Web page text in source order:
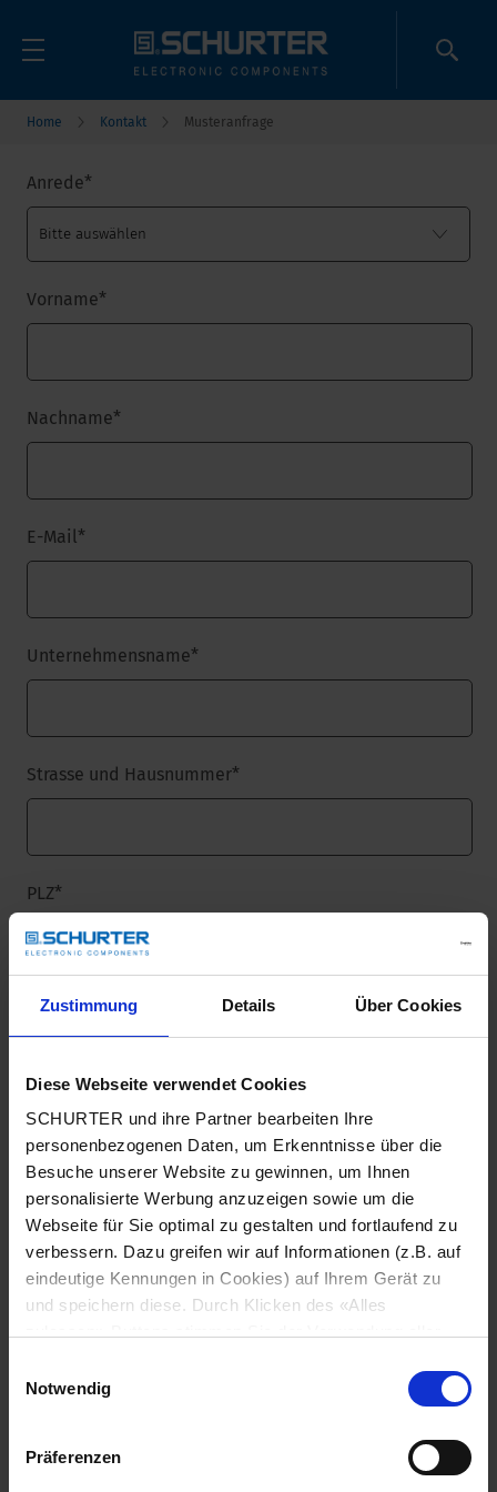
Zustimmung Details Über Cookies
Diese Webseite verwendet Cookies
SCHURTER und ihre Partner bearbeiten Ihre
personenbezogenen Daten, um Erkenntnisse über die
Besuche unserer Website zu gewinnen, um Ihnen
personalisierte Werbung anzuzeigen sowie um die
Webseite für Sie optimal zu gestalten und fortlaufend zu
verbessern. Dazu greifen wir auf Informationen (z.B. auf
eindeutige Kennungen in Cookies) auf Ihrem Gerät zu
und speichern diese. Durch Klicken des «Alles
zu. Sie können Ihre Einstellungen jederzeit ändern, indem
Sie auf «Cookie-Einstellungen verwalten» am Seitenende
klicken. Ihre Einstellungen werden unseren Partnern
gemeldet und haben keinen Einfluss auf die
Notwendig
Präferenzen
Home Kontakt Musteranfrage
Anrede*
Vorname*
Nachname*
E-Mail*
Unternehmensname*
Strasse und Hausnummer*
PLZ*
Stadt*
Land*
Telefonnummer*